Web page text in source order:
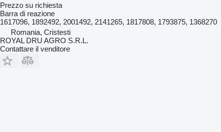
Prezzo su richiesta
Barra di reazione
1617096, 1892492, 2001492, 2141265, 1817808, 1793875, 1368270
Romania, Cristesti
ROYAL DRU AGRO S.R.L.
Contattare il venditore